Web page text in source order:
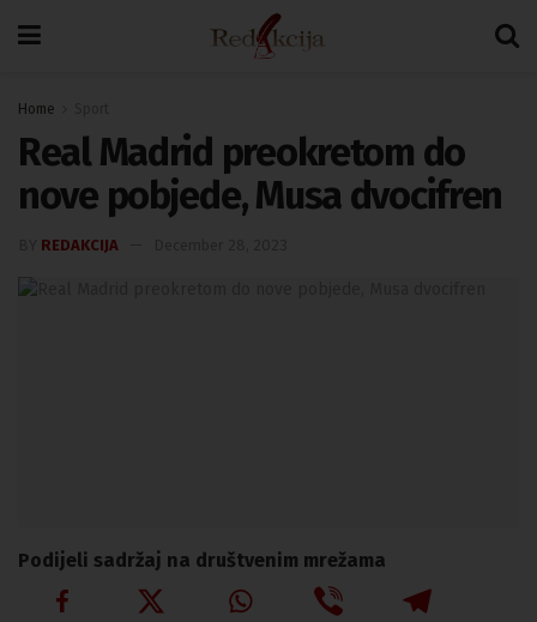
Home
Real Madrid preokretom do
nove pobjede, Musa dvocifren
REDAKCIJA
Podijeli sadržaj na društvenim mrežama